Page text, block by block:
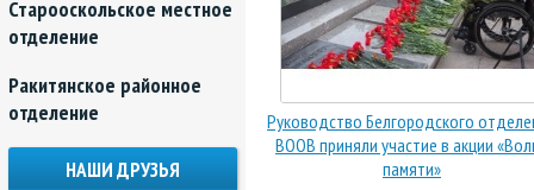
Руководство Белгородского
ВООВ приняли участие в акции
памяти»
Старооскольское местное
отделение
Ракитянское районное
отделение
НАШИ ДРУЗЬЯ